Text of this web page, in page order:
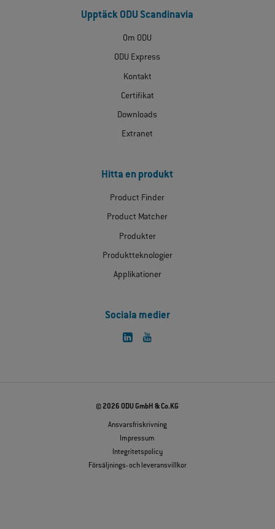
Upptäck ODU Scandinavia
Om ODU
ODU Express
Kontakt
Certifikat
Downloads
Extranet
Hitta en produkt
Product Finder
Product Matcher
Produkter
Produktteknologier
Applikationer
Sociala medier
© 2026 ODU GmbH & Co.KG
Ansvarsfriskrivning
Impressum
Integritetspolicy
Försäljnings- och leveransvillkor